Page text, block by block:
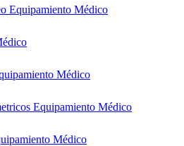
Equipamiento Médico
Médico
Equipamiento Médico
Médico